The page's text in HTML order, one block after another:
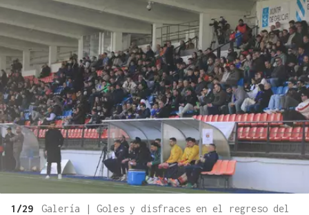
1/29
Galería | Goles y disfraces en el regreso del